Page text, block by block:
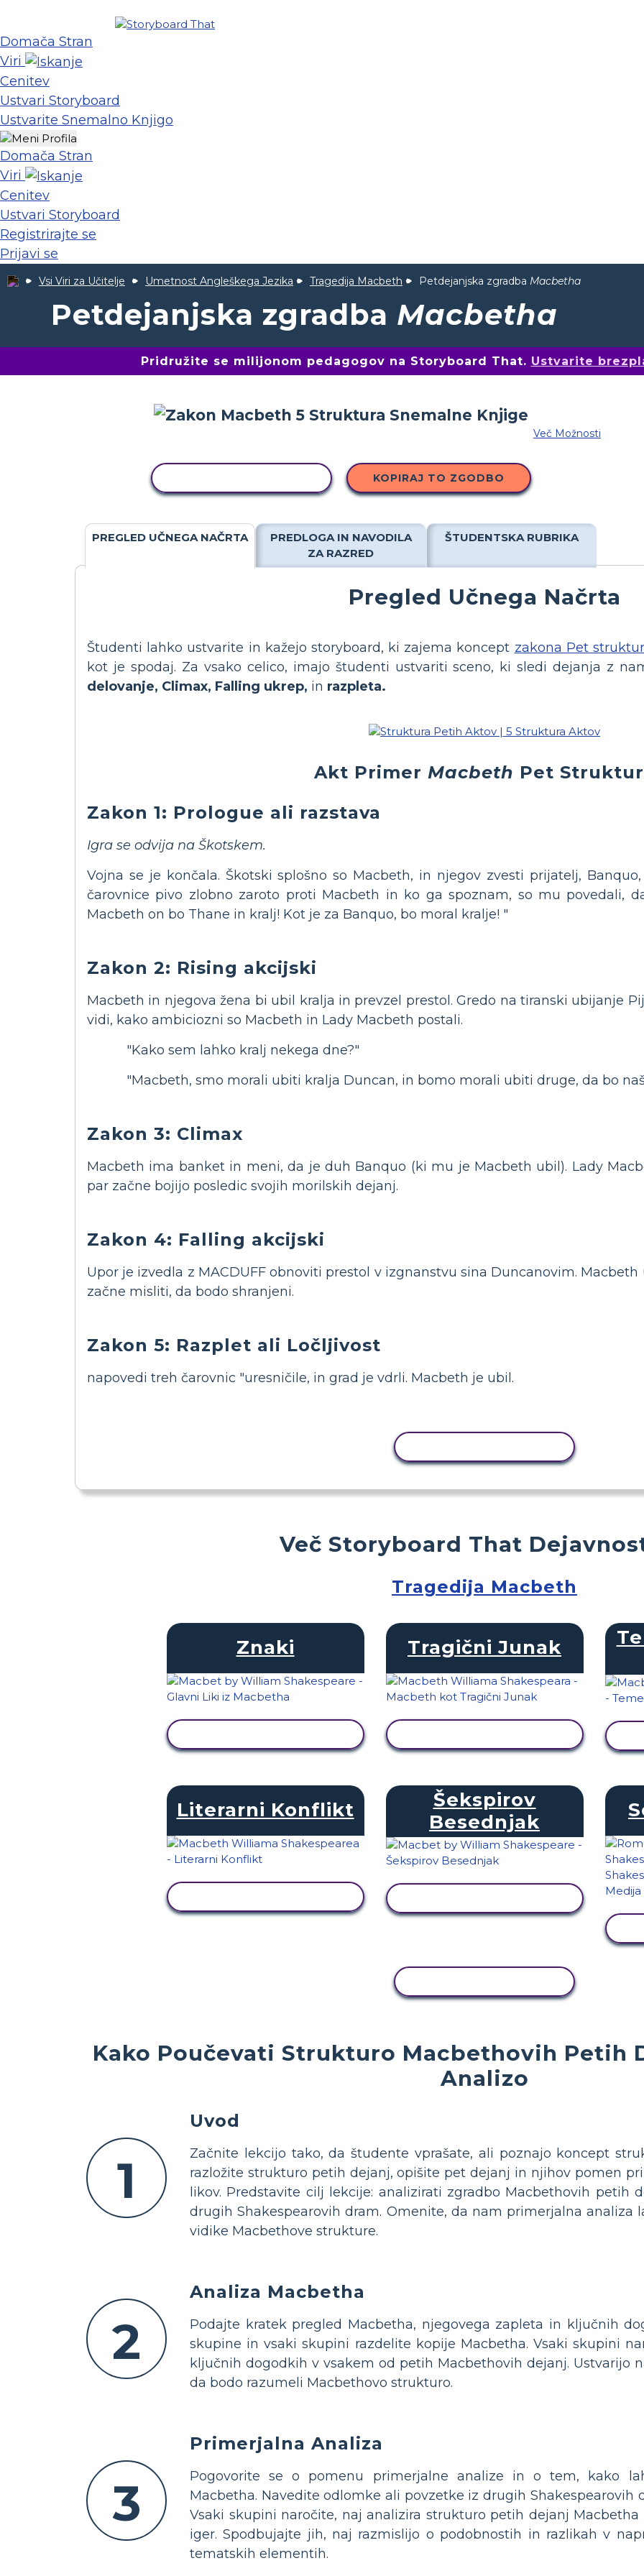
Domača Stran
Viri
Cenitev
Ustvari Storyboard
Ustvarite Snemalno Knjigo
Domača Stran
Viri
Cenitev
Ustvari Storyboard
Registrirajte se
Prijavi se
Vsi Viri za Učitelje Umetnost Angleškega Jezika Tragedija Macbeth Petdejanjska zgradba Macbetha
Petdejanjska zgradba Macbetha
Pridružite se milijonom pedagogov na Storyboard That. Ustvarite
Več Možnosti
KOPIRAJ TO ZGODBO
PREGLED UČNEGA NAČRTA
PREDLOGA IN NAVODILA
ZA RAZRED
ŠTUDENTSKA RUBRIKA
Pregled Učnega Načrta
Študenti lahko ustvarite in kažejo storyboard, ki zajema koncept zakona Pet
kot je spodaj. Za vsako celico, imajo študenti ustvariti sceno, ki sledi dejanja z
delovanje, Climax, Falling ukrep, in razpleta.
Akt Primer Macbeth Pet
Zakon 1: Prologue ali razstava
Igra se odvija na Škotskem.
Vojna se je končala. Škotski splošno so Macbeth, in njegov zvesti prijatelj,
čarovnice pivo zlobno zaroto proti Macbeth in ko ga spoznam, so mu povedali,
Macbeth on bo Thane in kralj! Kot je za Banquo, bo moral kralje! "
Zakon 2: Rising akcijski
Macbeth in njegova žena bi ubil kralja in prevzel prestol. Gredo na tiranski ubijanje
vidi, kako ambiciozni so Macbeth in Lady Macbeth postali.
"Kako sem lahko kralj nekega dne?"
"Macbeth, smo morali ubiti kralja Duncan, in bomo morali ubiti druge, da bo
Zakon 3: Climax
Macbeth ima banket in meni, da je duh Banquo (ki mu je Macbeth ubil). Lady
par začne bojijo posledic svojih morilskih dejanj.
Zakon 4: Falling akcijski
Upor je izvedla z MACDUFF obnoviti prestol v izgnanstvu sina Duncanovim.
začne misliti, da bodo shranjeni.
Zakon 5: Razplet ali Ločljivost
napovedi treh čarovnic "uresničile, in grad je vdrli. Macbeth je ubil.
Kako Poučevati Strukturo Macbethovih Petih
Analizo
1
Uvod
Začnite lekcijo tako, da študente vprašate, ali poznajo koncept
razložite strukturo petih dejanj, opišite pet dejanj in njihov pomen
likov. Predstavite cilj lekcije: analizirati zgradbo Macbethovih
drugih Shakespearovih dram. Omenite, da nam primerjalna analiza
vidike Macbethove strukture.
2
Analiza Macbetha
Podajte kratek pregled Macbetha, njegovega zapleta in ključnih
skupine in vsaki skupini razdelite kopije Macbetha. Vsaki skupini
ključnih dogodkih v vsakem od petih Macbethovih dejanj. Ustvarijo
da bodo razumeli Macbethovo strukturo.
3
Primerjalna Analiza
Pogovorite se o pomenu primerjalne analize in o tem, kako
Macbetha. Navedite odlomke ali povzetke iz drugih Shakespearovih
Vsaki skupini naročite, naj analizira strukturo petih dejanj
iger. Spodbujajte jih, naj razmislijo o podobnostih in razlikah v
tematskih elementih.
Več Storyboard That
Tragedija Macbeth
Znaki Tragični Junak
Literarni Konflikt
Šekspirov
Besednjak